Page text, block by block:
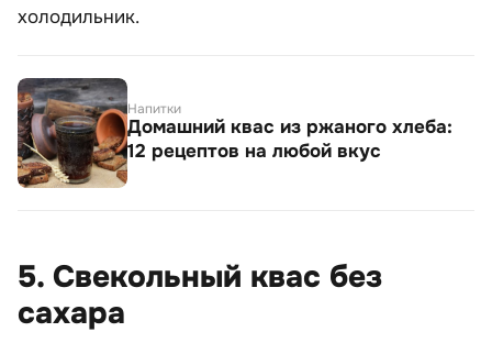
холодильник.
Напитки
Домашний квас из ржаного хлеба:
12 рецептов на любой вкус
5. Свекольный квас без
сахара